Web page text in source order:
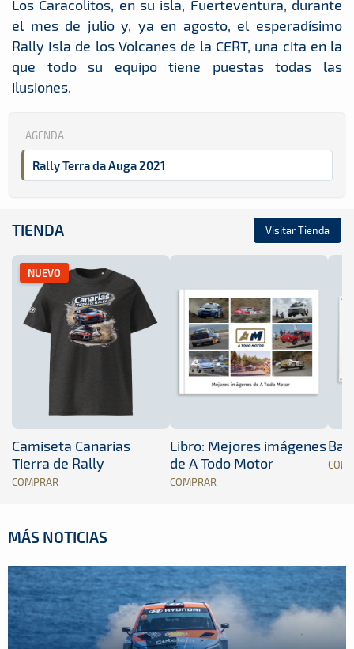
Los Caracolitos, en su isla, Fuerteventura, durante
el mes de julio y, ya en agosto, el esperadísimo
Rally Isla de los Volcanes de la CERT, una cita en la
que todo su equipo tiene puestas todas las
ilusiones.
AGENDA
Rally Terra da Auga 2021
TIENDA Visitar Tienda
NUEVO
Camiseta Canarias
Tierra de Rally
COMPRAR
Libro: Mejores imágenes
de A Todo Motor
COMPRAR
MÁS NOTICIAS